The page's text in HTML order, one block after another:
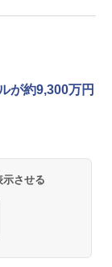
が約9,300万円
させる